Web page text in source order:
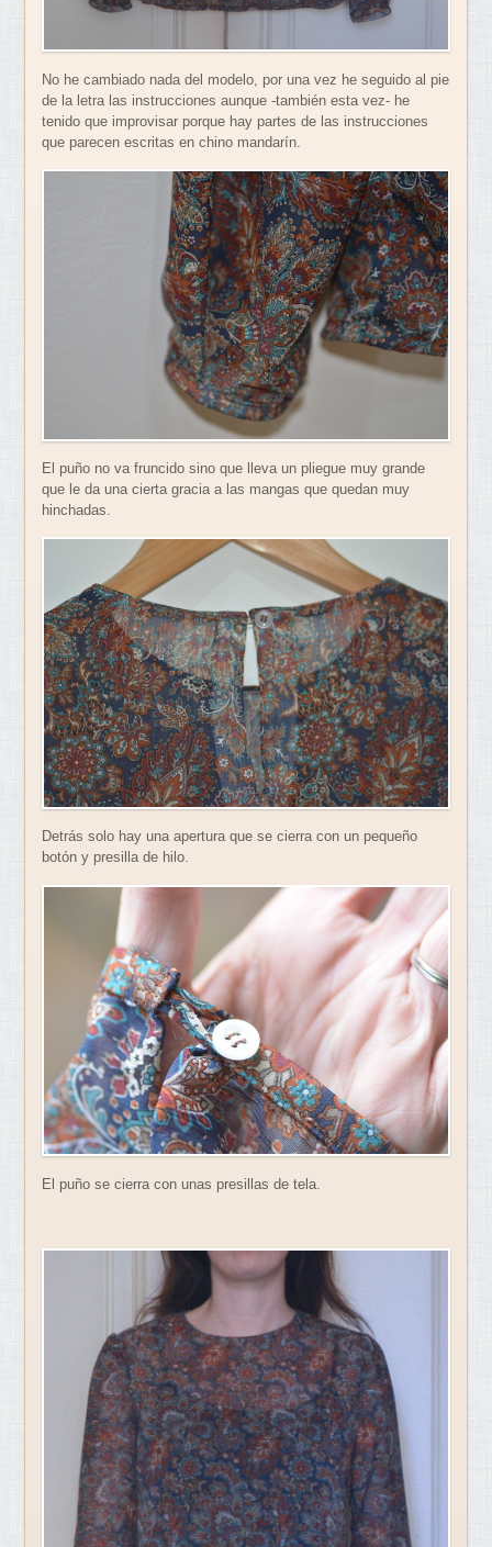
No he cambiado nada del modelo, por una vez he seguido al pie
de la letra las instrucciones aunque -también esta vez- he
tenido que improvisar porque hay partes de las instrucciones
que parecen escritas en chino mandarín.
El puño no va fruncido sino que lleva un pliegue muy grande
que le da una cierta gracia a las mangas que quedan muy
hinchadas.
Detrás solo hay una apertura que se cierra con un pequeño
botón y presilla de hilo.
El puño se cierra con unas presillas de tela.